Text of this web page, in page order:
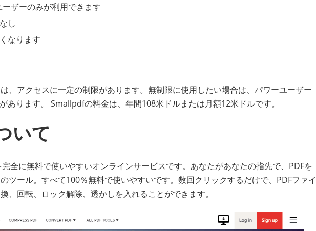
ザーのみが利用できます
し
なります
、アクセスに一定の制限があります。無制限に使用したい場合は、パワーユーザー
あります。 Smallpdfの料金は、年間108米ドルまたは月額12米ドルです。
いて
全に無料で使いやすいオンラインサービスです。あなたがあなたの指先で、PDFを
ツール。すべて100％無料で使いやすいです。数回クリックするだけで、PDFファイ
、回転、ロック解除、透かしを入れることができます。